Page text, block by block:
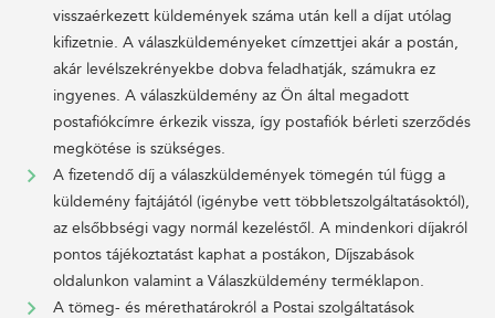
visszaérkezett küldemények száma után kell a díjat utólag
kifizetnie. A válaszküldeményeket címzettjei akár a postán,
akár levélszekrényekbe dobva feladhatják, számukra ez
ingyenes. A válaszküldemény az Ön által megadott
postafiókcímre érkezik vissza, így postafiók bérleti szerződés
megkötése is szükséges.
A fizetendő díj a válaszküldemények tömegén túl függ a
küldemény fajtájától (igénybe vett többletszolgáltatásoktól),
az elsőbbségi vagy normál kezeléstől. A mindenkori díjakról
pontos tájékoztatást kaphat a postákon, Díjszabások
oldalunkon valamint a Válaszküldemény terméklapon.
A tömeg- és mérethatárokról a Postai szolgáltatások